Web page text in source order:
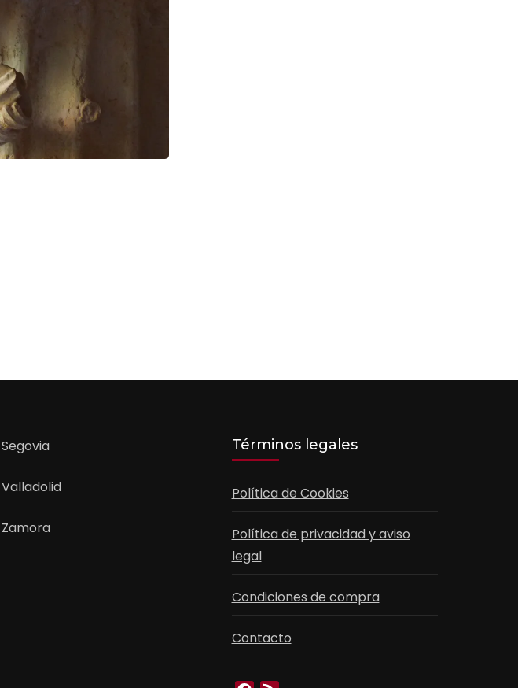
Segovia
Valladolid
Zamora
Términos legales
Política de Cookies
Política de privacidad y aviso
legal
Condiciones de compra
Contacto